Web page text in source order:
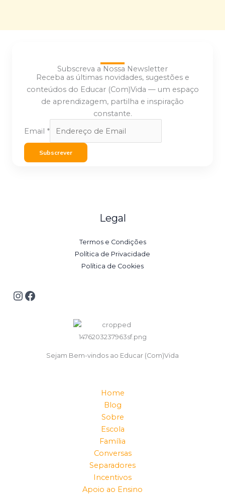
Subscreva a Nossa Newsletter
Receba as últimas novidades, sugestões e
conteúdos do Educar (Com)Vida — um espaço
de aprendizagem, partilha e inspiração
constante.
Email *
Subscrever
Legal
Termos e Condições
Política de Privacidade
Política de Cookies
Sejam Bem-vindos ao Educar (Com)Vida
Home
Blog
Sobre
Escola
Família
Conversas
Separadores
Incentivos
Apoio ao Ensino